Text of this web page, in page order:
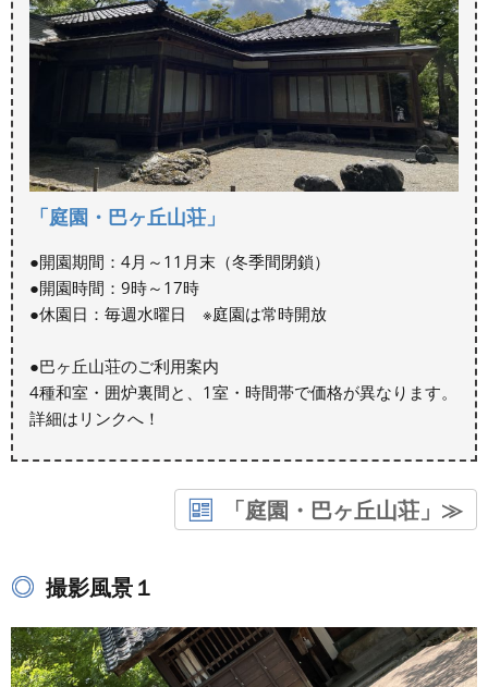
「庭園・巴ヶ丘山荘」
●開園期間：4月～11月末（冬季間閉鎖）
●開園時間：9時～17時
●休園日：毎週水曜日 ※庭園は常時開放
●巴ヶ丘山荘のご利用案内
4種和室・囲炉裏間と、1室・時間帯で価格が異なります。
詳細はリンクへ！
「庭園・巴ヶ丘山荘」≫
撮影風景１